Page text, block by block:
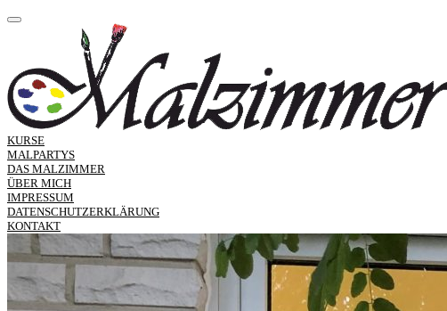
KURSE
MALPARTYS
DAS MALZIMMER
ÜBER MICH
IMPRESSUM
DATENSCHUTZERKLÄRUNG
KONTAKT